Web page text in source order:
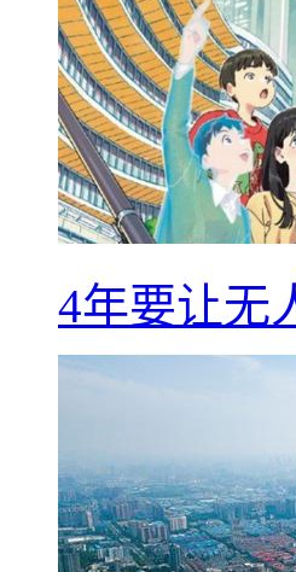
4年要让无